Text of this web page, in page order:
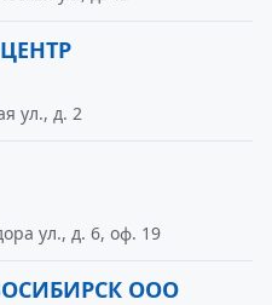
ул., д. 2
ул., д. 6, оф. 19
ООО